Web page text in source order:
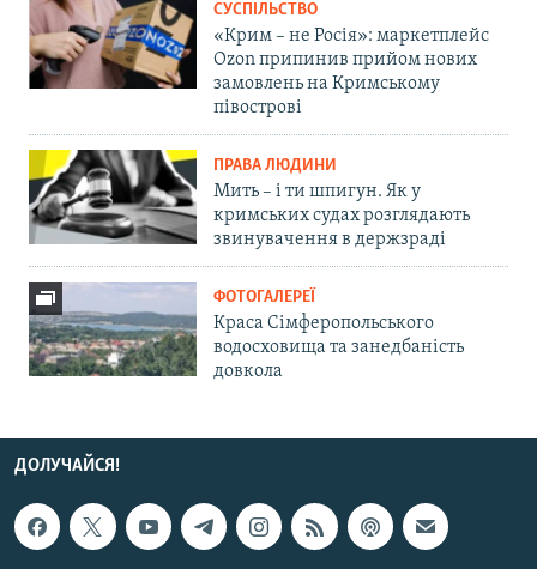
СУСПІЛЬСТВО
«Крим – не Росія»: маркетплейс
Ozon припинив прийом нових
замовлень на Кримському
півострові
ПРАВА ЛЮДИНИ
Мить – і ти шпигун. Як у
кримських судах розглядають
звинувачення в держзраді
ФОТОГАЛЕРЕЇ
Краса Сімферопольського
водосховища та занедбаність
довкола
ДОЛУЧАЙСЯ!